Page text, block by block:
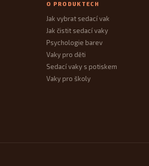
O PRODUKTECH
Jak vybrat sedací vak
Jak čistit sedací vaky
Psychologie barev
Vaky pro děti
Sedací vaky s potiskem
Vaky pro školy